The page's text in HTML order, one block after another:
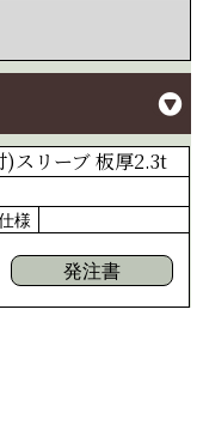
)スリーブ 板厚2.3t
様
発注書